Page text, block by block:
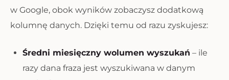
w Google, obok wyników zobaczysz dodatkową
kolumnę danych. Dzięki temu od razu zyskujesz:
Średni miesięczny wolumen wyszukań – ile
razy dana fraza jest wyszukiwana w danym